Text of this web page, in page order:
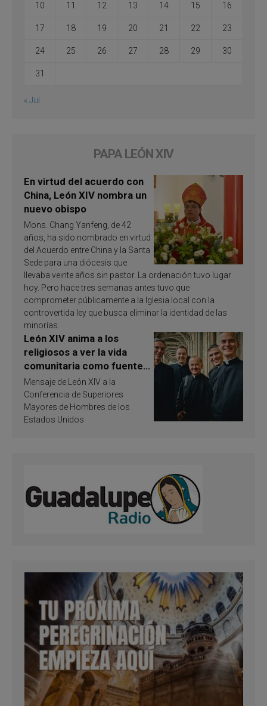
10 11 12 13 14 15 16
17 18 19 20 21 22 23
24 25 26 27 28 29 30
31
« Jul
PAPA LEÓN XIV
En virtud del acuerdo con
China, León XIV nombra un
nuevo obispo
Mons. Chang Yanfeng, de 42
años, ha sido nombrado en virtud
del Acuerdo entre China y la Santa
Sede para una diócesis que
llevaba veinte años sin pastor. La ordenación tuvo lugar
hoy. Pero hace tres semanas antes tuvo que
comprometer públicamente a la Iglesia local con la
controvertida ley que busca eliminar la identidad de las
minorías.
León XIV anima a los
religiosos a ver la vida
comunitaria como fuente
de inspiración y
santificación
Mensaje de León XIV a la
Conferencia de Superiores
Mayores de Hombres de los
Estados Unidos